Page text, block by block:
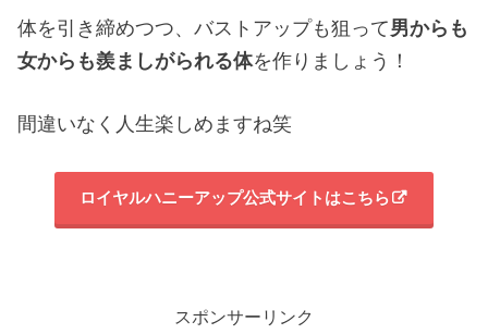
体を引き締めつつ、バストアップも狙って男からも
女からも羨ましがられる体を作りましょう！
間違いなく人生楽しめますね笑
ロイヤルハニーアップ公式サイトはこちら
スポンサーリンク